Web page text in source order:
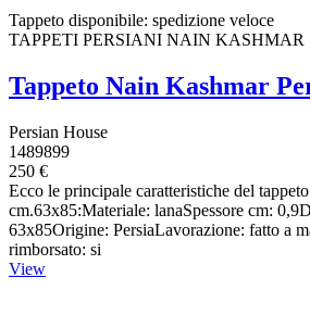
Tappeto disponibile: spedizione veloce
TAPPETI PERSIANI NAIN KASHMAR
Tappeto Nain Kashmar
Persian House
1489899
250 €
Ecco le principale caratteristiche del
cm.63x85:Materiale: lanaSpessore cm:
63x85Origine: PersiaLavorazione: fatto a
rimborsato: si
View